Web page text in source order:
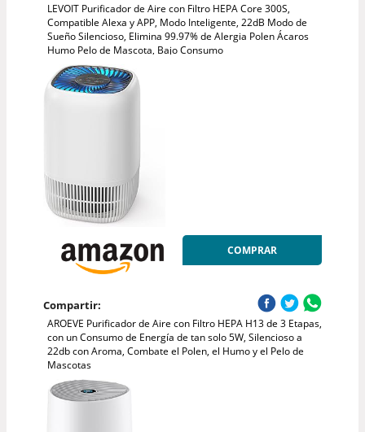
LEVOIT Purificador de Aire con Filtro HEPA Core 300S,
Compatible Alexa y APP, Modo Inteligente, 22dB Modo de
Sueño Silencioso, Elimina 99.97% de Alergia Polen Ácaros
Humo Pelo de Mascota, Bajo Consumo
COMPRAR
Compartir:
AROEVE Purificador de Aire con Filtro HEPA H13 de 3 Etapas,
con un Consumo de Energía de tan solo 5W, Silencioso a
22db con Aroma, Combate el Polen, el Humo y el Pelo de
Mascotas